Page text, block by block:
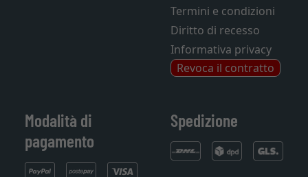
Termini e condizioni
Diritto di recesso
Informativa privacy
Revoca il contratto
Modalità di
pagamento
Spedizione